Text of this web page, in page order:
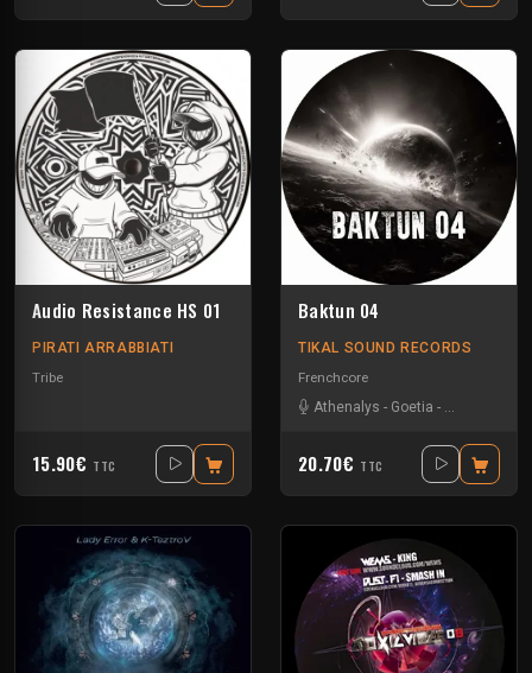
Audio Resistance HS 01
PIRATI ARRABBIATI
Tribe
15.90€ TTC
Baktun 04
TIKAL SOUND RECORDS
Frenchcore
Athenalys - Goetia - Pupuce
20.70€ TTC